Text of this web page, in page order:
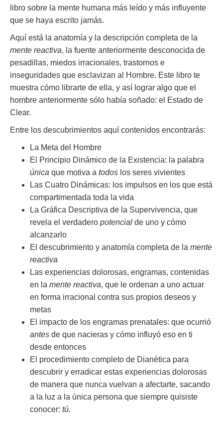
libro sobre la mente humana más leído y más influyente
que se haya escrito jamás.
Aquí está la anatomía y la descripción completa de la
mente reactiva, la fuente anteriormente desconocida de
pesadillas, miedos irracionales, trastornos e
inseguridades que esclavizan al Hombre. Este libro te
muestra cómo librarte de ella, y así lograr algo que el
hombre anteriormente sólo había soñado: el Estado de
Clear.
Entre los descubrimientos aquí contenidos encontrarás:
La Meta del Hombre
El Principio Dinámico de la Existencia: la palabra
única que motiva a todos los seres vivientes
Las Cuatro Dinámicas: los impulsos en los que está
compartimentada toda la vida
La Gráfica Descriptiva de la Supervivencia, que
revela el verdadero potencial de uno y cómo
alcanzarlo
El descubrimiento y anatomía completa de la mente
reactiva
Las experiencias dolorosas, engramas, contenidas
en la mente reactiva, que le ordenan a uno actuar
en forma irracional contra sus propios deseos y
metas
El impacto de los engramas prenatales: que ocurrió
antes de que nacieras y cómo influyó eso en ti
desde entonces
El procedimiento completo de Dianética para
descubrir y erradicar estas experiencias dolorosas
de manera que nunca vuelvan a afectarte, sacando
a la luz a la única persona que siempre quisiste
conocer: tú.